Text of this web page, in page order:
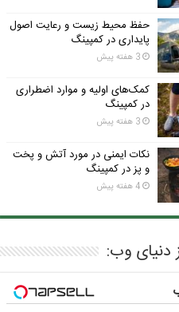
حفظ محیط زیست و رعایت اصول
پایداری در کمپینگ
3 هفته پیش
کمک‌های اولیه و موارد اضطراری
در کمپینگ
3 هفته پیش
نکات ایمنی در مورد آتش و پخت
و پز در کمپینگ
4 هفته پیش
دنیای وب: